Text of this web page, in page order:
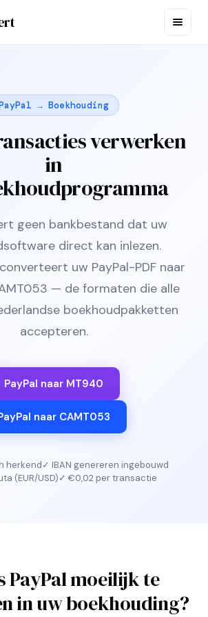
→ Boekhouding
verwerken
in
geen bankbestand dat uw
direct kan inlezen.
uw PayPal-PDF naar
— de formaten die alle
boekhoudpakketten
accepteren.
PayPal naar MT940
naar CAMT053
herkend✓ IBAN genereren ingebouwd
(EUR/USD)✓ €0,02 per transactie
PayPal moeilijk te
in uw boekhouding?